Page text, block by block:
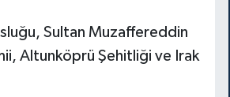
Sultan Muzaffereddin
Altunköprü Şehitliği ve Irak